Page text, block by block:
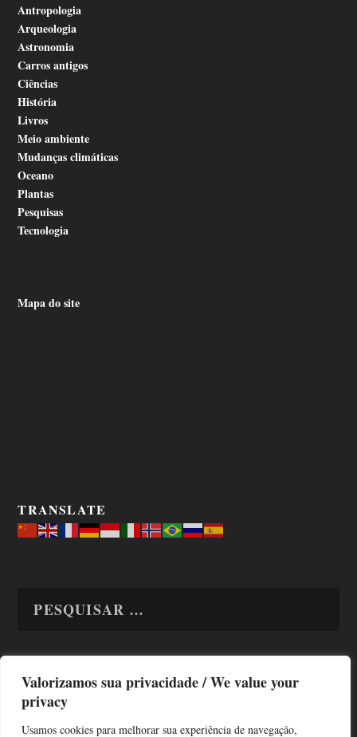
Valorizamos sua privacidade / We value your
privacy
Usamos cookies para melhorar sua experiência de navegação,
Antropologia
Arqueologia
Astronomia
Carros antigos
Ciências
História
Livros
Meio ambiente
Mudanças climáticas
Oceano
Plantas
Pesquisas
Tecnologia
Mapa do site
TRANSLATE
TODAS OS ASSUNTOS